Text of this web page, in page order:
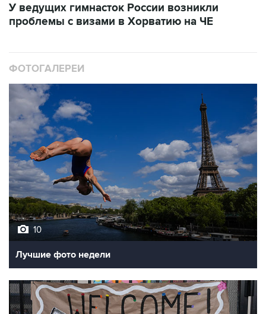
У ведущих гимнасток России возникли
проблемы с визами в Хорватию на ЧЕ
ФОТОГАЛЕРЕИ
10
Лучшие фото недели